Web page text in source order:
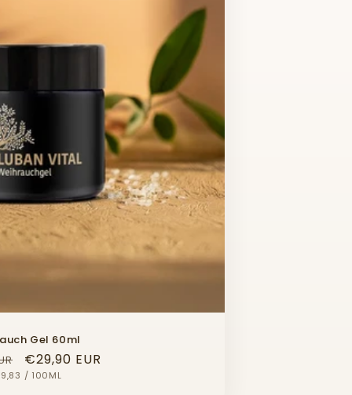
Gel 60ml
Verkaufspreis
€29,90 EUR
/ PRO
100ML